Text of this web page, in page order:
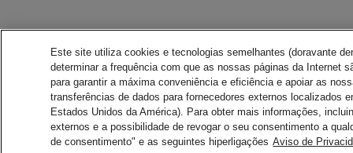
Este site utiliza cookies e tecnologias semelhantes (doravante
determinar a frequência com que as nossas páginas da Internet
para garantir a máxima conveniência e eficiência e apoiar as
transferências de dados para fornecedores externos localizados
Estados Unidos da América). Para obter mais informações,
externos e a possibilidade de revogar o seu consentimento a
de consentimento" e as seguintes hiperligações Aviso de